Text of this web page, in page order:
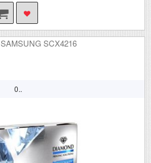
SAMSUNG SCX4216
0..